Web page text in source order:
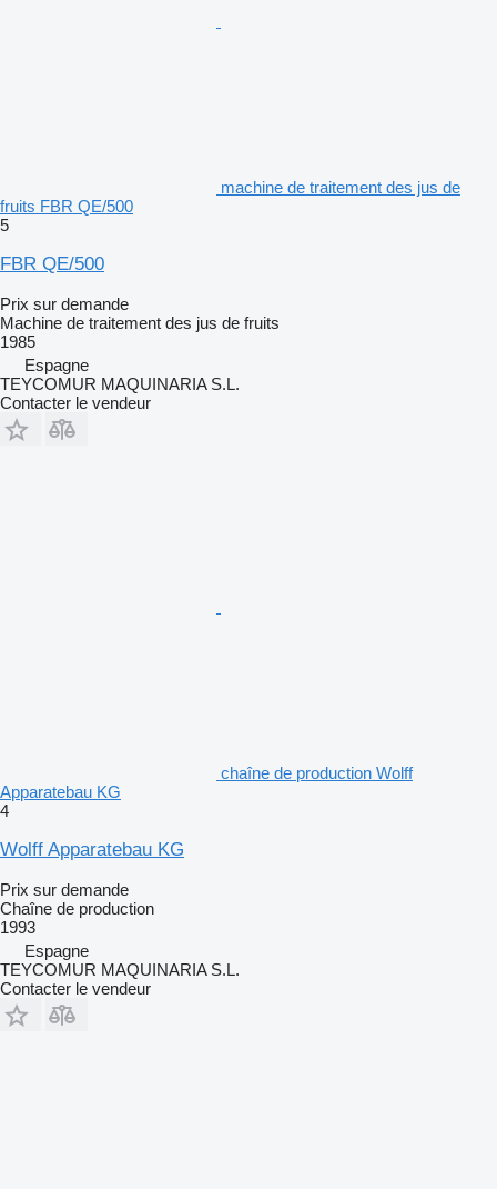
machine de traitement des jus de
fruits FBR QE/500
5
FBR QE/500
Prix sur demande
Machine de traitement des jus de fruits
1985
Espagne
TEYCOMUR MAQUINARIA S.L.
Contacter le vendeur
chaîne de production Wolff
Apparatebau KG
4
Wolff Apparatebau KG
Prix sur demande
Chaîne de production
1993
Espagne
TEYCOMUR MAQUINARIA S.L.
Contacter le vendeur